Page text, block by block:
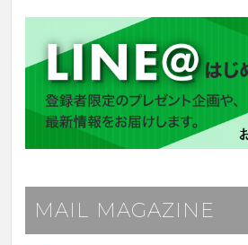
MAIL MAGAZINE